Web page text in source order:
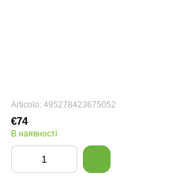
Articolo: 495278423675052
€74
В наявності